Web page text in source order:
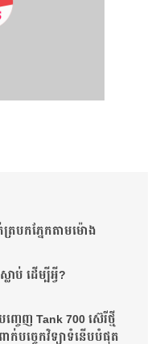
របក​ភ្នែក​តាម​ម៉ោង​
ាប់ ដើម្បី​អ្វី?
ញ្ចេញ Tank 700 ស៊េរីថ្មី
បច្ចេកវិទ្យាទំនើបបំផុត